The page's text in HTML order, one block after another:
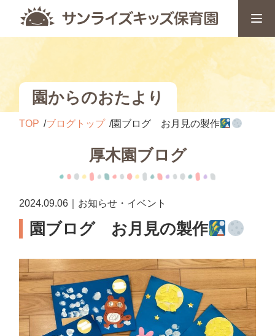
園からのおたより
TOP ブログトップ 園ブログ お月見の製作
厚木園ブログ
2024.09.06｜お知らせ・イベント
園ブログ お月見の製作